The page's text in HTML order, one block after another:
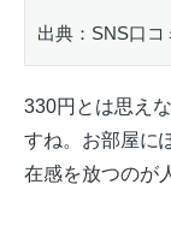
出典：SNS口コ
330円とは思え
すね。お部屋に
在感を放つのが